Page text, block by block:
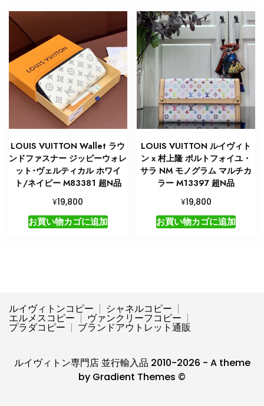
LOUIS VUITTON Wallet ラウ
ンドファスナー ジッピーウォレ
ット･ヴェルティカル ホワイ
ト/ネイビー M83381 超N品
¥19,800
お買い物カゴに追加
LOUIS VUITTON ルイヴィト
ン x 村上隆 ポルトフォイユ・
サラ NM モノグラム マルチカ
ラー M13397 超N品
¥19,800
お買い物カゴに追加
ルイヴィトンコピー シャネルコピー
エルメスコピー ヴァンクリーフコピー
プラダコピー ブランドアウトレット通販
ルイヴィトン専門店 並行輸入品 2010-2026 - A theme
by Gradient Themes ©